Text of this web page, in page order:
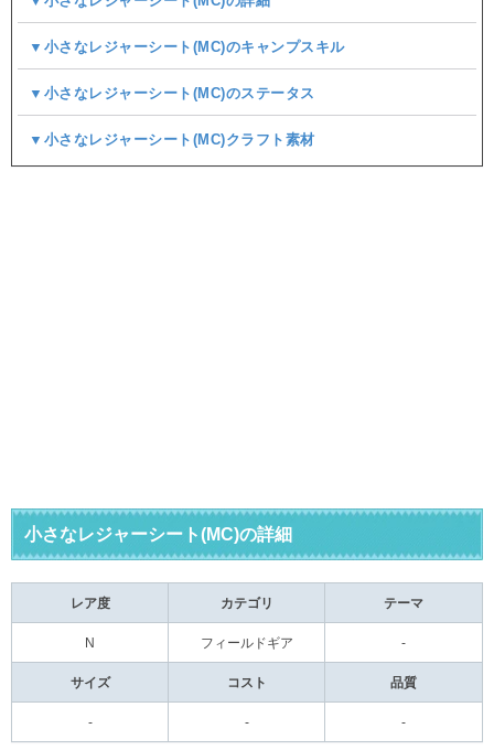
▼小さなレジャーシート(MC)のキャンプスキル
▼小さなレジャーシート(MC)のステータス
▼小さなレジャーシート(MC)クラフト素材
小さなレジャーシート(MC)の詳細
レア度 カテゴリ テーマ
N フィールドギア -
サイズ コスト 品質
- - -